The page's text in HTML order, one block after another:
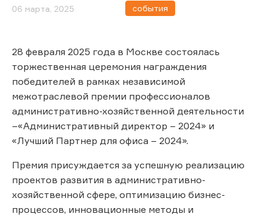
06 марта, 2025 события
28 февраля 2025 года в Москве состоялась
торжественная церемония награждения
победителей в рамках независимой
межотраслевой премии профессионалов
административно-хозяйственной деятельности
–«Административный директор – 2024» и
«Лучший Партнер для офиса – 2024».
Премия присуждается за успешную реализацию
проектов развития в административно-
хозяйственной сфере, оптимизацию бизнес-
процессов, инновационные методы и